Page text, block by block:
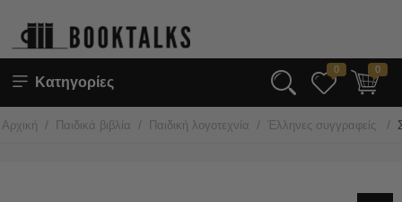
Κατηγορίες
0 0
Αρχική / Παιδικά βιβλία / Παιδική λογοτεχνία / Έλληνες συγγραφείς /